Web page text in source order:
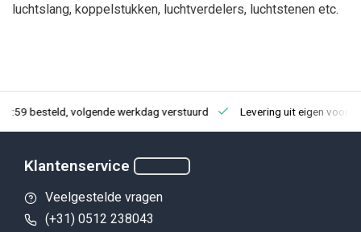
luchtslang, koppelstukken, luchtverdelers, luchtstenen etc.
besteld, volgende werkdag verstuurd Levering uit eigen
Klantenservice
Veelgestelde vragen
(+31) 0512 238043